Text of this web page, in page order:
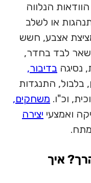
הנלווה
או לשלב
אצבע, חשש
לבד בחדר,
נסיגה בדיבור,
בלבול, התנגדות
וכ"ו. משחקים,
ואמצעי יצירה
איך